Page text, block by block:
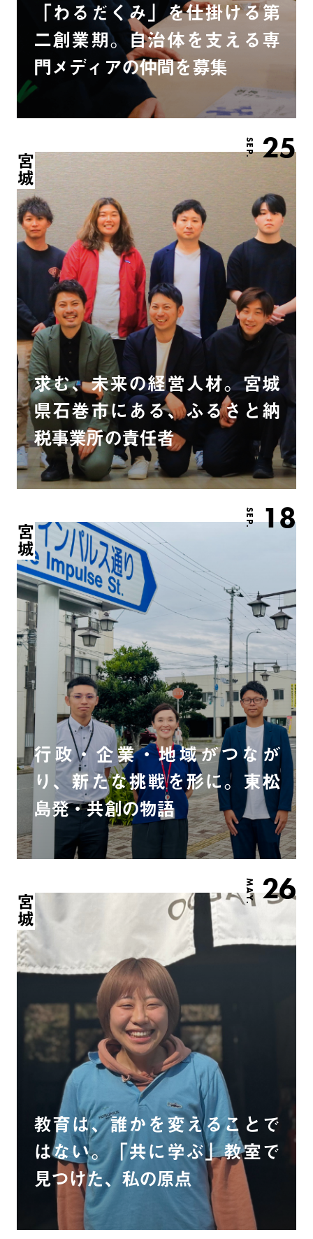
「わるだくみ」を仕掛ける第
二創業期。自治体を支える専
門メディアの仲間を募集
SEP. 25
宮城
求む、未来の経営人材。宮城
県石巻市にある、ふるさと納
税事業所の責任者
SEP. 18
宮城
行政・企業・地域がつなが
り、新たな挑戦を形に。東松
島発・共創の物語
MAY. 26
宮城
教育は、誰かを変えることで
はない。「共に学ぶ」教室で
見つけた、私の原点